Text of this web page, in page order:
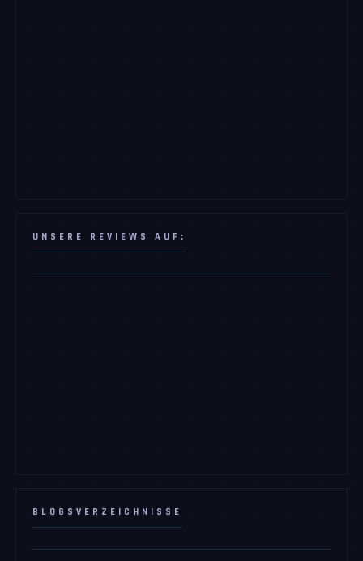
UNSERE REVIEWS AUF:
BLOGSVERZEICHNISSE